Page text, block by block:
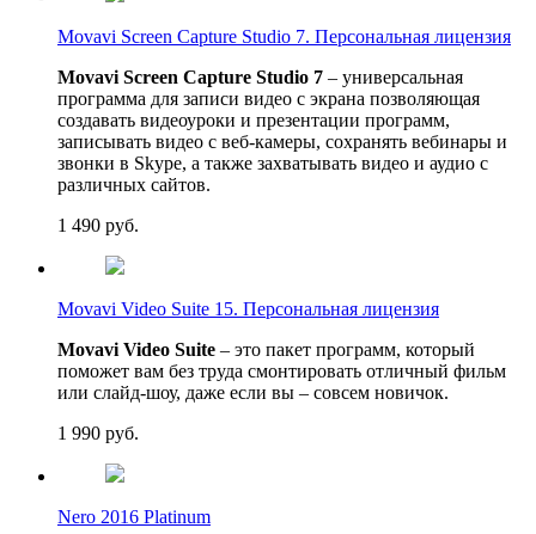
Movavi Screen Capture Studio 7. Персональная лицензия
Movavi Screen Capture Studio 7 – универсальная
программа для записи видео с экрана позволяющая
создавать видеоуроки и презентации программ,
записывать видео с веб-камеры, сохранять вебинары и
звонки в Skype, а также захватывать видео и аудио с
различных сайтов.
1 490 руб.
Movavi Video Suite 15. Персональная лицензия
Movavi Video Suite – это пакет программ, который
поможет вам без труда смонтировать отличный фильм
или слайд-шоу, даже если вы – совсем новичок.
1 990 руб.
Nero 2016 Platinum